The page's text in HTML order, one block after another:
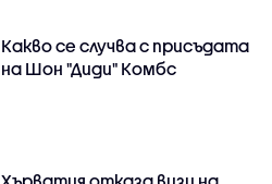
Какво се случва с присъдата
на Шон "Диди" Комбс